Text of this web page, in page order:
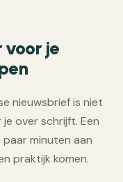
je
nieuwsbrief is niet
over schrijft. Een
minuten aan
praktijk komen.